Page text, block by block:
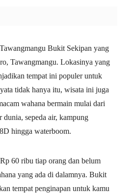
Bukit Sekipan yang
Tawangmangu. Lokasinya yang
tempat ini populer untuk
tidak hanya itu, wisata ini juga
wahana bermain mulai dari
sepeda air, kampung
hingga waterboom.
60 ribu tiap orang dan belum
yang ada di dalamnya. Bukit
tempat penginapan untuk kamu